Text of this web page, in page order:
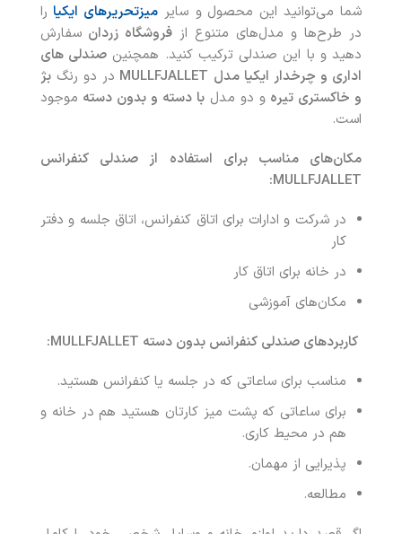
شما می‌توانید این محصول و سایر میزتحریرهای ایکیا را
در طرح‌ها و مدل‌های متنوع از فروشگاه زردان سفارش
دهید و با این صندلی ترکیب کنید. همچنین صندلی های
اداری و چرخدار ایکیا مدل MULLFJALLET
در دو رنگ بژ
و خاکستری تیرهو دو مدل با دسته و بدون دسته موجود
است.
مکان‌های مناسب برای استفاده از صندلی کنفرانس
MULLFJALLET:
در شرکت و ادارات برای اتاق کنفرانس، اتاق جلسه و دفتر
کار
در خانه برای اتاق کار
مکان‌های آموزشی
کاربردهای صندلی کنفرانس بدون دسته MULLFJALLET:
مناسب برای ساعاتی که در جلسه یا کنفرانس هستید.
برای ساعاتی که پشت میز کارتان هستید هم در خانه و
هم در محیط کاری.
پذیرایی از مهمان.
مطالعه.